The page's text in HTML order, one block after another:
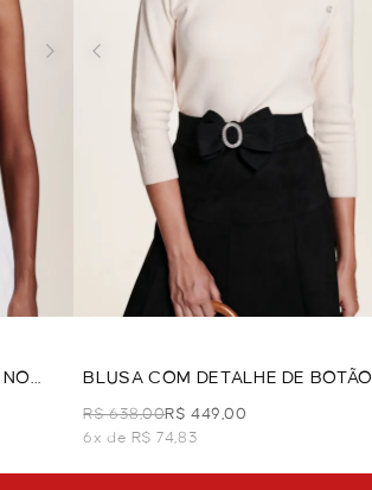
BLUSA COM DETALHE DE BOTÃO
COM MANGA - OFF WHITE
R$ 638,00R$ 449,00
6x de R$ 74,83